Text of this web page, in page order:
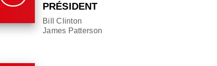
PRÉSIDENT
Bill Clinton
James Patterson